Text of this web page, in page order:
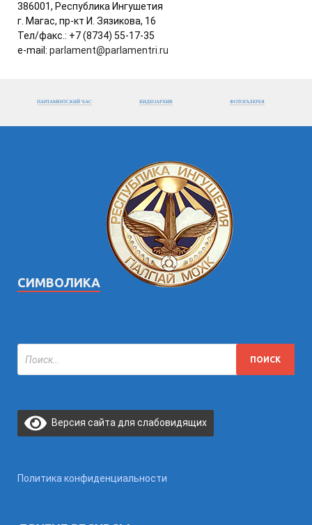
386001, Республика Ингушетия
г. Магас, пр-кт И. Зязикова, 16
Тел/факс.: +7 (8734) 55-17-35
e-mail: parlament@parlamentri.ru
ПАРЛАМЕНТСКИЙ ЧАС ВИДЕОАРХИВ ФОТОГАЛЕРЕЯ
СИМВОЛИКА
Версия сайта для слабовидящих
Политика конфиденциальности